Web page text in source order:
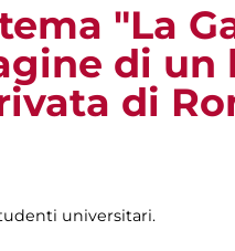
"La
di
di
universitari.